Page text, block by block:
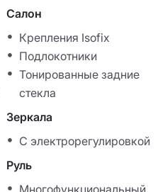
Салон
Крепления Isofix
Подлокотники
Тонированные задние
стекла
Зеркала
С электрорегулировкой
Руль